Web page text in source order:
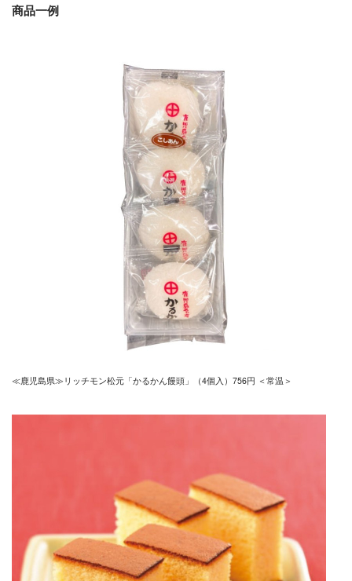
商品一例
≪鹿児島県≫リッチモン松元「かるかん饅頭」（4個入）756円 ＜常温＞